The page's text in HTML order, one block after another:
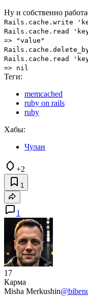
Ну и собственно
Rails.cache.write
Rails.cache.read
=> "value"
Rails.cache.read
=> nil
Теги:
memcached
ruby on rails
ruby
Хабы:
Чулан
+2
1
1
17
Карма
Misha Merkushin